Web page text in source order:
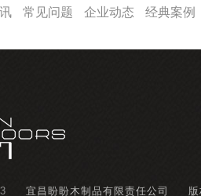
常见问题 企业动态 经典案例
宜昌盼盼木制品有限责任公司